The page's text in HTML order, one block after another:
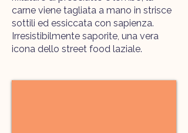
carne viene tagliata a mano in strisce
sottili ed essiccata con sapienza.
Irresistibilmente saporite, una vera
icona dello street food laziale.